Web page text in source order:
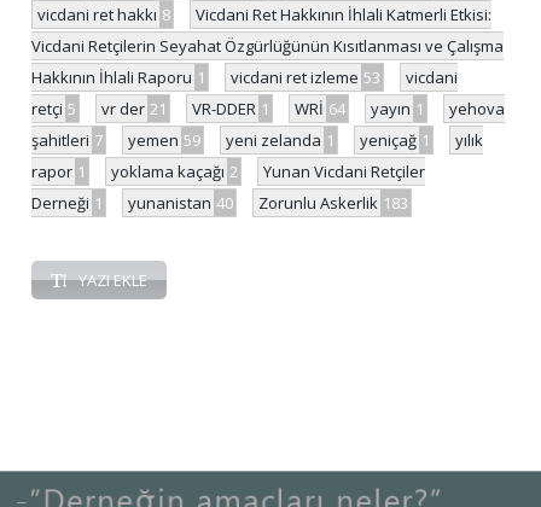
vicdani ret hakkı 8
Vicdani Ret Hakkının İhlali Katmerli Etkisi:
Vicdani Retçilerin Seyahat Özgürlüğünün Kısıtlanması ve Çalışma
Hakkının İhlali Raporu 1 vicdani ret izleme 53
vicdani
retçi 5 vr der 21 VR-DDER 1 WRİ 64 yayın 1
yehova
şahitleri 7 yemen 59 yeni zelanda 1 yeniçağ 1
yılık
rapor 1 yoklama kaçağı 2
Yunan Vicdani Retçiler
Derneği 1 yunanistan 40 Zorunlu Askerlik 183
YAZI EKLE